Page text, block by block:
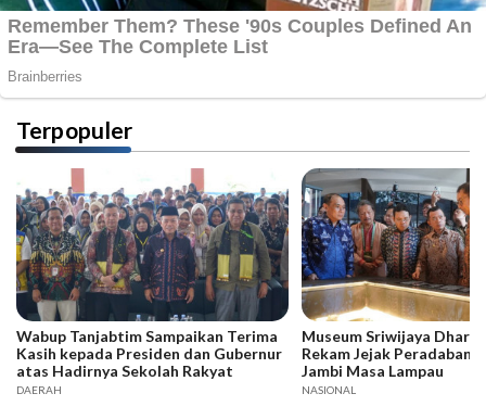
Terpopuler
Wabup Tanjabtim Sampaikan Terima
Kasih kepada Presiden dan Gubernur
atas Hadirnya Sekolah Rakyat
DAERAH
Museum Sriwijaya
Rekam Jejak Peradaban
Jambi Masa Lampau
NASIONAL